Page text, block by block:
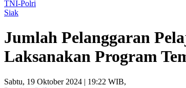
TNI-Polri
Siak
Jumlah Pelanggaran
Laksanakan Program
Sabtu, 19 Oktober 2024 | 19:22 WIB,